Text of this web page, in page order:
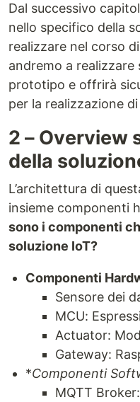
Dal successivo
nello specifico della
realizzare nel corso
andremo a
prototipo e offrirà
per la realizzazione
2 – Overview
della
L’architettura di
insieme componenti
sono i componenti
soluzione IoT?
Componenti
Sensore dei
MCU:
Actuator:
Gateway:
*Componenti
MQTT